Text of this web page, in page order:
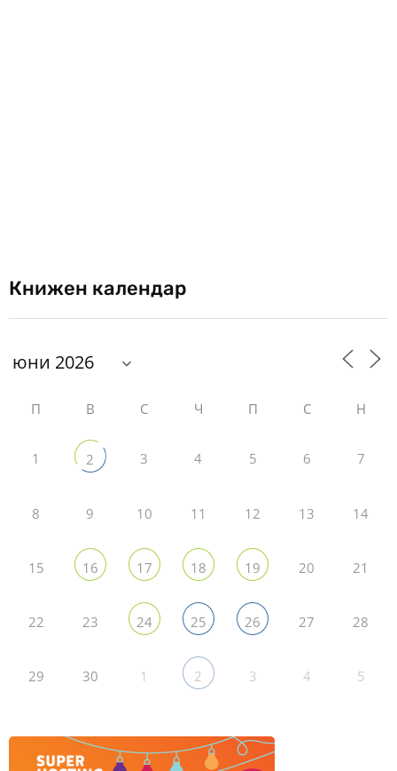
Книжен календар
П В С Ч П С Н
1 2 3 4 5 6 7
8 9 10 11 12 13 14
15 16 17 18 19 20 21
22 23 24 25 26 27 28
29 30 1 2 3 4 5